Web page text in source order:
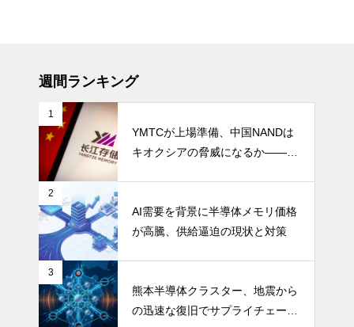
週間ランキング
1
YMTCが上場準備、中国NANDは
キオクシアの脅威になるか――AI
2
AI需要を背景に半導体メモリ価格
が高騰、供給逼迫の現状と対策
3
熊本半導体クラスター、地震から
の迅速な復旧でサプライチェーン